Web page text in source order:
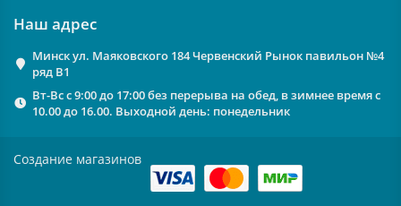
Наш адрес
Минск ул. Маяковского 184 Червенский Рынок павильон №4
ряд В1
Вт-Вс с 9:00 до 17:00 без перерыва на обед, в зимнее время с
10.00 до 16.00. Выходной день: понедельник
Создание магазинов